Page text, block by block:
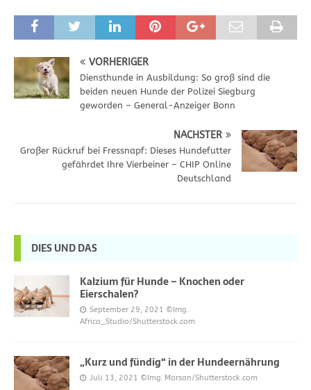
VORHERIGER
Diensthunde in Ausbildung: So groß sind die
beiden neuen Hunde der Polizei Siegburg
geworden – General-Anzeiger Bonn
NÄCHSTER
Großer Rückruf bei Fressnapf: Dieses Hundefutter
gefährdet Ihre Vierbeiner – CHIP Online
Deutschland
DIES UND DAS
Kalzium für Hunde – Knochen oder
Eierschalen?
September 29, 2021 ©Img.
Africa_Studio/Shutterstock.com
„Kurz und fündig“ in der Hundeernährung
Juli 13, 2021 ©Img. Marsan/Shutterstock.com